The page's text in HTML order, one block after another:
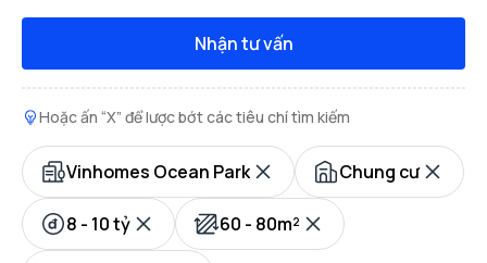
Nhận tư vấn
Hoặc ấn “X” để lược bớt các tiêu chí tìm kiếm
Vinhomes Ocean Park Chung cư
8 - 10 tỷ 60 - 80m²